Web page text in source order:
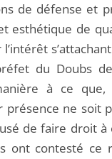
de défense et
esthétique de
du Doubs
à ce que,
présence ne soit
de faire droit
ont contesté